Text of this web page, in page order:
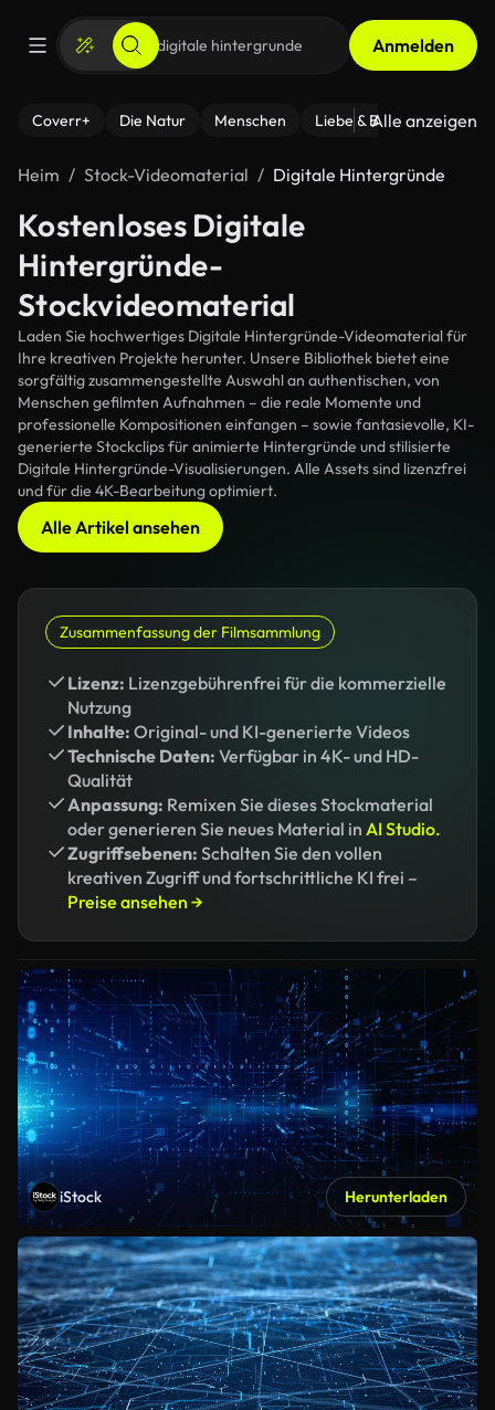
Anmelden
Coverr+ Die Natur Menschen Liebe & Beziehungen
Alle anzeigen
Heim Stock-Videomaterial Digitale Hintergründe
Kostenloses Digitale
Hintergründe-
Stockvideomaterial
Laden Sie hochwertiges Digitale Hintergründe-Videomaterial für
Ihre kreativen Projekte herunter. Unsere Bibliothek bietet eine
sorgfältig zusammengestellte Auswahl an authentischen, von
Menschen gefilmten Aufnahmen – die reale Momente und
professionelle Kompositionen einfangen – sowie fantasievolle, KI-
generierte Stockclips für animierte Hintergründe und stilisierte
Digitale Hintergründe-Visualisierungen. Alle Assets sind lizenzfrei
und für die 4K-Bearbeitung optimiert.
Alle Artikel ansehen
Zusammenfassung der Filmsammlung
Lizenz: Lizenzgebührenfrei für die kommerzielle
Nutzung
Inhalte: Original- und KI-generierte Videos
Technische Daten: Verfügbar in 4K- und HD-
Qualität
Anpassung: Remixen Sie dieses Stockmaterial
oder generieren Sie neues Material in AI Studio.
Zugriffsebenen: Schalten Sie den vollen
kreativen Zugriff und fortschrittliche KI frei –
Preise ansehen →
iStock Herunterladen